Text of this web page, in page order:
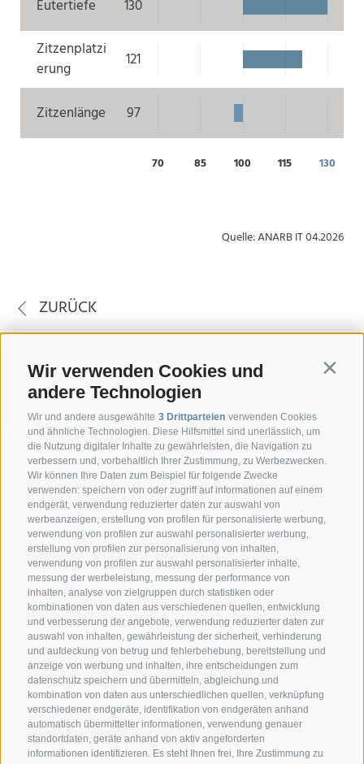
Wir verwenden Cookies und
andere Technologien
Wir und andere ausgewählte 3 Drittparteien verwenden Cookies
und ähnliche Technologien. Diese Hilfsmittel sind unerlässlich, um
die Nutzung digitaler Inhalte zu gewährleisten, die Navigation zu
verbessern und, vorbehaltlich Ihrer Zustimmung, zu Werbezwecken.
Wir können Ihre Daten zum Beispiel für folgende Zwecke
verwenden: speichern von oder zugriff auf informationen auf einem
endgerät, verwendung reduzierter daten zur auswahl von
werbeanzeigen, erstellung von profilen für personalisierte werbung,
verwendung von profilen zur auswahl personalisierter werbung,
erstellung von profilen zur personalisierung von inhalten,
verwendung von profilen zur auswahl personalisierter inhalte,
messung der werbeleistung, messung der performance von
inhalten, analyse von zielgruppen durch statistiken oder
kombinationen von daten aus verschiedenen quellen, entwicklung
und verbesserung der angebote, verwendung reduzierter daten zur
auswahl von inhalten, gewährleistung der sicherheit, verhinderung
und aufdeckung von betrug und fehlerbehebung, bereitstellung und
anzeige von werbung und inhalten, ihre entscheidungen zum
datenschutz speichern und übermitteln, abgleichung und
kombination von daten aus unterschiedlichen quellen, verknüpfung
verschiedener endgeräte, identifikation von endgeräten anhand
automatisch übermittelter informationen, verwendung genauer
standortdaten, geräte anhand von aktiv angeforderten
informationen identifizieren. Es steht Ihnen frei, Ihre Zustimmung zu
Eutertiefe
130
Zitzenplatzi
erung
121
Zitzenlänge 97
70 85 100 115 130
Quelle: ANARB IT 04.2026
ZURÜCK
KONTAKT
Superbrown
Via delle Bettine, 40 - 38121 Trento
Tel.:+39 0461 432111
info@superbrown.it